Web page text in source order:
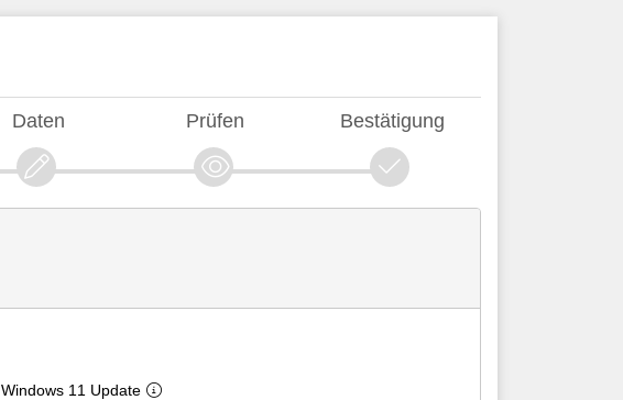
Daten Prüfen Bestätigung
Windows 11 Update